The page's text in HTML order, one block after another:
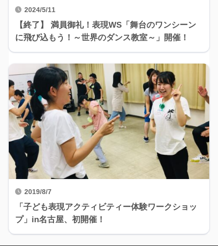
2024/5/11
【終了】 満員御礼！表現WS「舞台のワンシーン
に飛び込もう！～世界のダンス教室～」開催！
2019/8/7
「子ども表現アクティビティー体験ワークショッ
プ」in名古屋、初開催！